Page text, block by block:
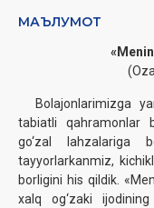
МАЪЛУМОТ
Bolajonlarimizga
tabiatli qahramonlar
go‘zal lahzalariga
tayyorlarkanmiz,
borligini his qildik.
xalq og‘zaki